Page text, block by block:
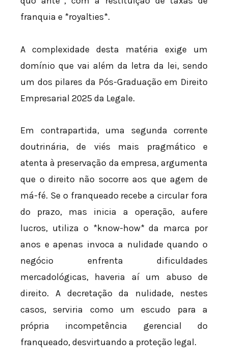
franquia e *royalties*.
A complexidade desta matéria exige um
domínio que vai além da letra da lei, sendo
um dos pilares da Pós-Graduação em Direito
Empresarial 2025 da Legale.
Em contrapartida, uma segunda corrente
doutrinária, de viés mais pragmático e
atenta à preservação da empresa, argumenta
que o direito não socorre aos que agem de
má-fé. Se o franqueado recebe a circular fora
do prazo, mas inicia a operação, aufere
lucros, utiliza o *know-how* da marca por
anos e apenas invoca a nulidade quando o
negócio enfrenta dificuldades
mercadológicas, haveria aí um abuso de
direito. A decretação da nulidade, nestes
casos, serviria como um escudo para a
própria incompetência gerencial do
franqueado, desvirtuando a proteção legal.